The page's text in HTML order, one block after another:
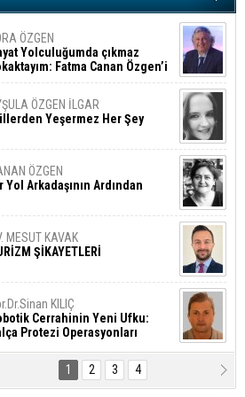
ÖZGEN
Yolculuğumda çıkmaz
Fatma Canan Özgen’i
ÖZGEN İLGAR
Yeşermez Her Şey
ÖZGEN
Yol Arkadaşının Ardından
MESUT KAVAK
ŞİKAYETLERİ
KILIÇ
Cerrahinin Yeni Ufku:
Protezi Operasyonları
BAŞAN
Şaşırmayacağız
1 2 3 4